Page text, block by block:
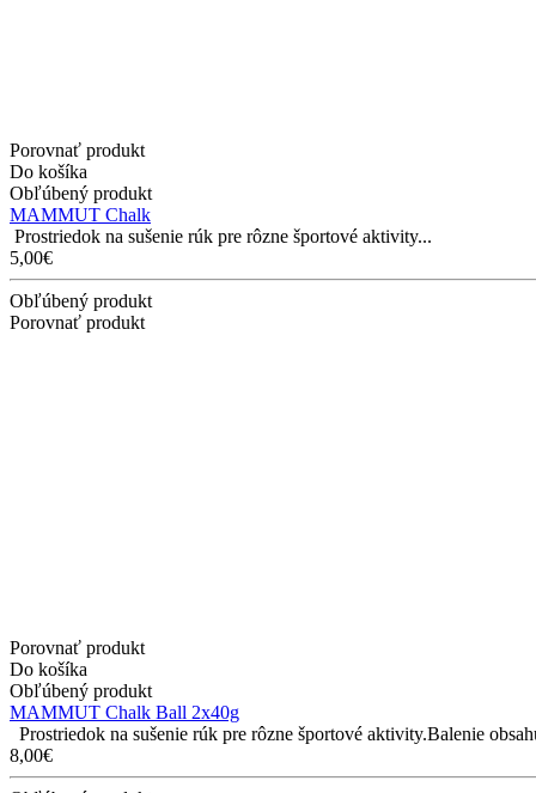
Porovnať produkt
Do košíka
Obľúbený produkt
MAMMUT Chalk
Prostriedok na sušenie rúk pre rôzne športové aktivity...
5,00€
Obľúbený produkt
Porovnať produkt
Porovnať produkt
Do košíka
Obľúbený produkt
MAMMUT Chalk Ball 2x40g
Prostriedok na sušenie rúk pre rôzne športové aktivity.Balenie
8,00€